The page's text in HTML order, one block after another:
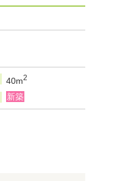
40m2
新築